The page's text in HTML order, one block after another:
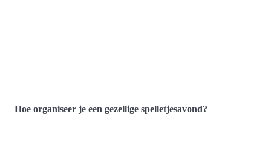
Hoe organiseer je een gezellige spelletjesavond?